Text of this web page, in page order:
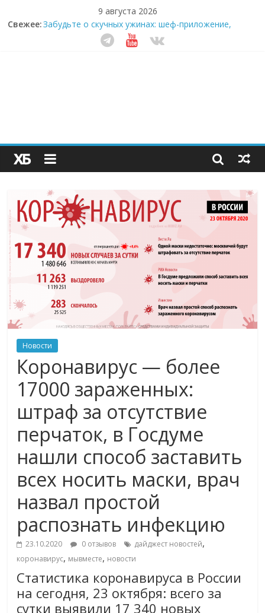
9 августа 2026
Свежее:Забудьте о скучных ужинах: шеф-приложение,
которое видит вашу еду насквозь
Небо зовёт: как бизнес на полётах дронов и
Секрет супергидратации: почему кокосовая вода с
пребиотиками становится главным трендом
здорового питания
Новости
Коронавирус — более
17000 зараженных:
штраф за отсутствие
перчаток, в Госдуме
нашли способ заставить
всех носить маски, врач
назвал простой
распознать инфекцию
23.10.2020 0 отзывов дайджест новостей,
коронавирус, мывместе, новости
Статистика коронавируса в России
на сегодня, 23 октября: всего за
сутки выявили 17 340 новых